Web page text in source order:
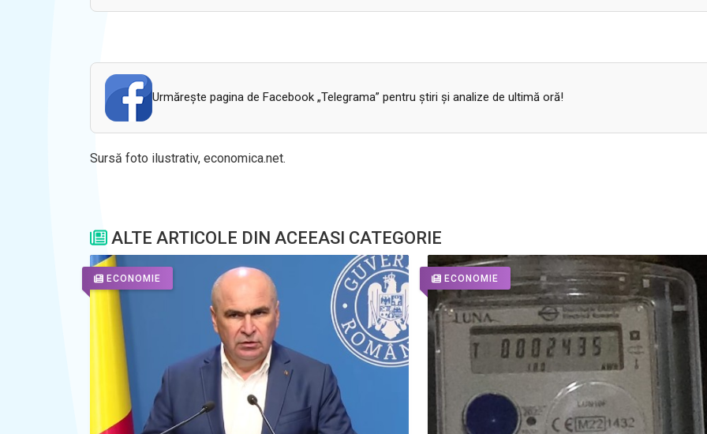
Urmăreşte pagina de Facebook „Telegrama” pentru ştiri şi analize de ultimă oră!
Sursă foto ilustrativ, economica.net.
ALTE ARTICOLE DIN ACEEASI CATEGORIE
ECONOMIE ECONOMIE